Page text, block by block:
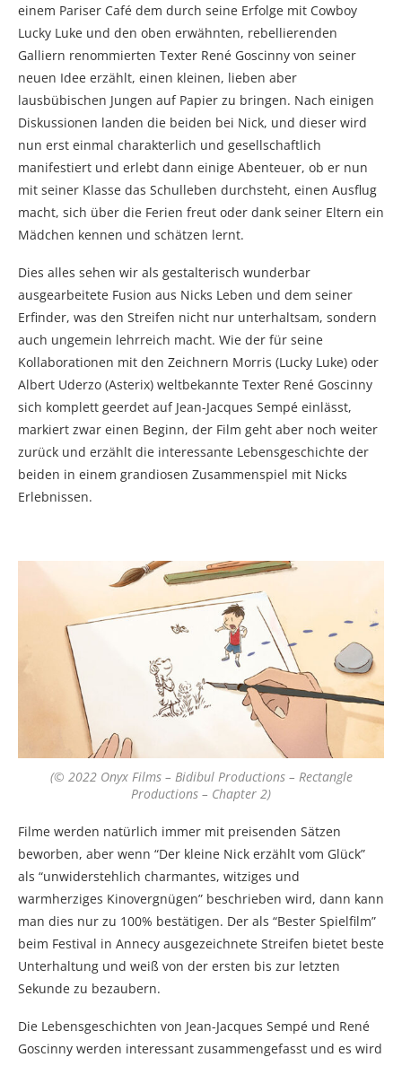
einem Pariser Café dem durch seine Erfolge mit Cowboy
Lucky Luke und den oben erwähnten, rebellierenden
Galliern renommierten Texter René Goscinny von seiner
neuen Idee erzählt, einen kleinen, lieben aber
lausbübischen Jungen auf Papier zu bringen. Nach einigen
Diskussionen landen die beiden bei Nick, und dieser wird
nun erst einmal charakterlich und gesellschaftlich
manifestiert und erlebt dann einige Abenteuer, ob er nun
mit seiner Klasse das Schulleben durchsteht, einen Ausflug
macht, sich über die Ferien freut oder dank seiner Eltern ein
Mädchen kennen und schätzen lernt.
Dies alles sehen wir als gestalterisch wunderbar
ausgearbeitete Fusion aus Nicks Leben und dem seiner
Erfinder, was den Streifen nicht nur unterhaltsam, sondern
auch ungemein lehrreich macht. Wie der für seine
Kollaborationen mit den Zeichnern Morris (Lucky Luke) oder
Albert Uderzo (Asterix) weltbekannte Texter René Goscinny
sich komplett geerdet auf Jean-Jacques Sempé einlässt,
markiert zwar einen Beginn, der Film geht aber noch weiter
zurück und erzählt die interessante Lebensgeschichte der
beiden in einem grandiosen Zusammenspiel mit Nicks
Erlebnissen.
(© 2022 Onyx Films – Bidibul Productions – Rectangle
Productions – Chapter 2)
Filme werden natürlich immer mit preisenden Sätzen
beworben, aber wenn “Der kleine Nick erzählt vom Glück”
als “unwiderstehlich charmantes, witziges und
warmherziges Kinovergnügen” beschrieben wird, dann kann
man dies nur zu 100% bestätigen. Der als “Bester Spielfilm”
beim Festival in Annecy ausgezeichnete Streifen bietet beste
Unterhaltung und weiß von der ersten bis zur letzten
Sekunde zu bezaubern.
Die Lebensgeschichten von Jean-Jacques Sempé und René
Goscinny werden interessant zusammengefasst und es wird